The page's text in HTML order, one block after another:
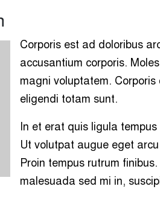
Corporis est ad doloribus
accusantium corporis.
magni voluptatem.
eligendi totam sunt.
In et erat quis ligula tempus
Ut volutpat augue eget
Proin tempus rutrum
malesuada sed mi in,